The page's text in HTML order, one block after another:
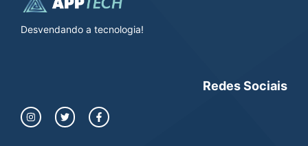
Desvendando a tecnologia!
Redes Sociais